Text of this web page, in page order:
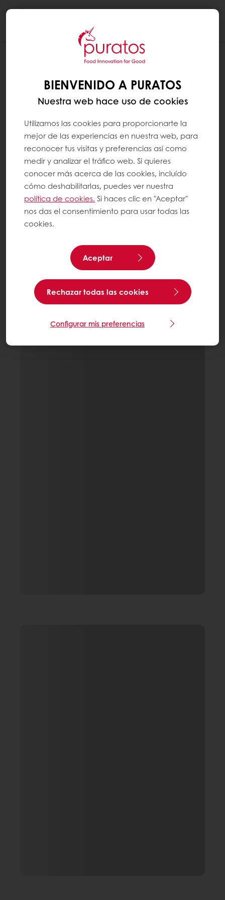
BIENVENIDO A PURATOS
Nuestra web hace uso de cookies
Utilizamos las cookies para proporcionarte la
mejor de las experiencias en nuestra web, para
reconocer tus visitas y preferencias así como
medir y analizar el tráfico web. Si quieres
conocer más acerca de las cookies, incluído
cómo deshabilitarlas, puedes ver nuestra
política de cookies. Si haces clic en "Aceptar"
nos das el consentimiento para usar todas las
cookies.
Aceptar
Rechazar todas las cookies
Configurar mis preferencias